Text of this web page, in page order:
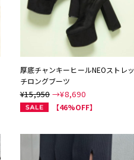
厚底チャンキーヒールNEOストレッ
チロングブーツ
¥15,950 →¥8,690
【46%OFF】